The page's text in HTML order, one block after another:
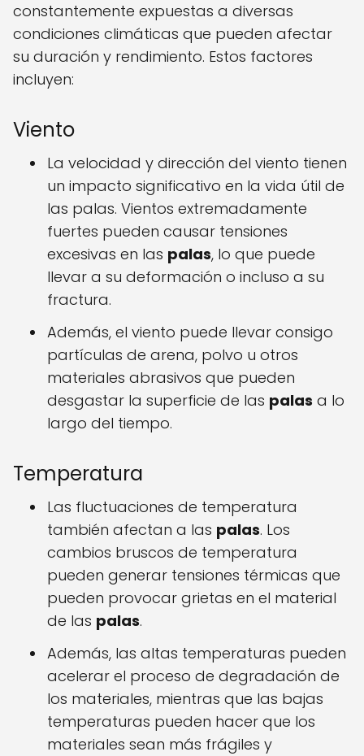
constantemente expuestas a diversas
condiciones climáticas que pueden afectar
su duración y rendimiento. Estos factores
incluyen:
Viento
La velocidad y dirección del viento tienen
un impacto significativo en la vida útil de
las palas. Vientos extremadamente
fuertes pueden causar tensiones
excesivas en las palas, lo que puede
llevar a su deformación o incluso a su
fractura.
Además, el viento puede llevar consigo
partículas de arena, polvo u otros
materiales abrasivos que pueden
desgastar la superficie de las palas a lo
largo del tiempo.
Temperatura
Las fluctuaciones de temperatura
también afectan a las palas. Los
cambios bruscos de temperatura
pueden generar tensiones térmicas que
pueden provocar grietas en el material
de las palas.
Además, las altas temperaturas pueden
acelerar el proceso de degradación de
los materiales, mientras que las bajas
temperaturas pueden hacer que los
materiales sean más frágiles y